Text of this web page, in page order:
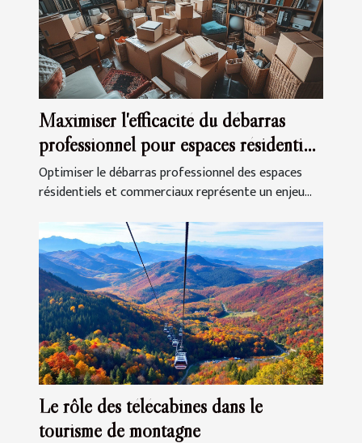
Maximiser l'efficacité du débarras
professionnel pour espaces résidentiels
et commerciaux
Optimiser le débarras professionnel des espaces
résidentiels et commerciaux représente un enjeu...
Le rôle des télécabines dans le
tourisme de montagne